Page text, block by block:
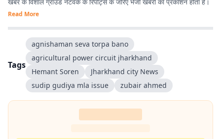
Read More
Tags
agnishaman seva torpa bano
agricultural power circuit jharkhand
Hemant Soren
Jharkhand city News
sudip gudiya mla issue
zubair ahmed